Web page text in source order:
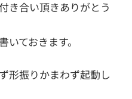
き合い頂きありがとう
ておきます。
形振りかまわず起動し